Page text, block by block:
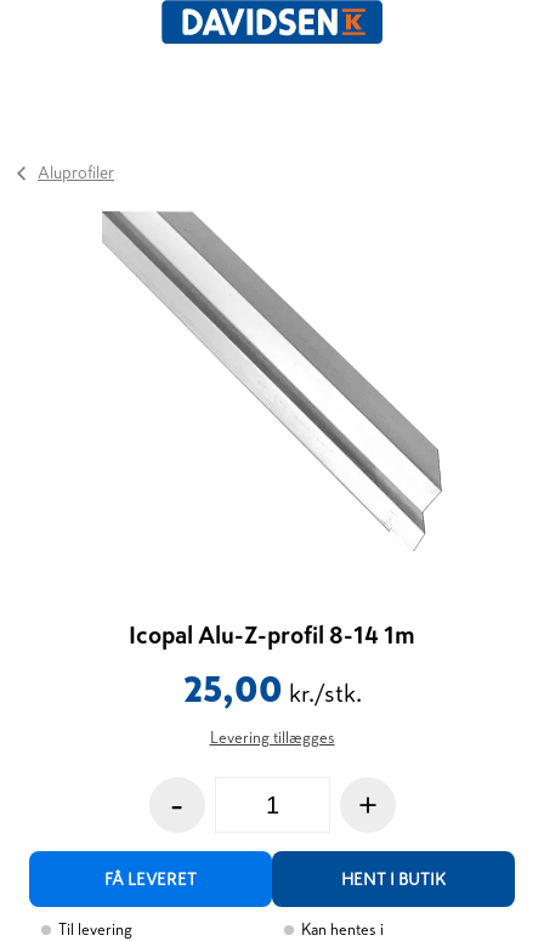
Aluprofiler
Icopal Alu-Z-profil 8-14 1m
25,00 kr./stk.
Levering tillægges
- +
FÅ LEVERET HENT I BUTIK
Til levering
Kan hentes i